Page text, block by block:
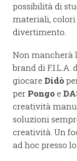
possibilità di
materiali,
divertimento.
Non mancherà
brand di
giocare Didò
per Pongoe
creatività
soluzioni
creatività. Un
ad hoc presso